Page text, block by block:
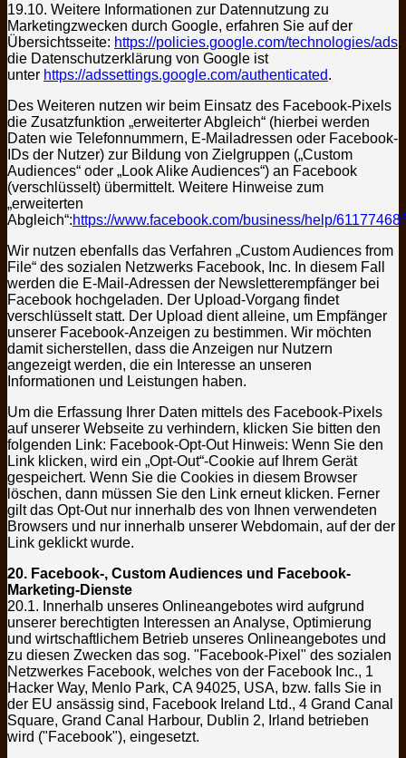
19.10. Weitere Informationen zur Datennutzung zu
Marketingzwecken durch Google, erfahren Sie auf der
Übersichtsseite: https://policies.google.com/technologies/ads,
die Datenschutzerklärung von Google ist
unter https://adssettings.google.com/authenticated.
Des Weiteren nutzen wir beim Einsatz des Facebook-Pixels
die Zusatzfunktion „erweiterter Abgleich“ (hierbei werden
Daten wie Telefonnummern, E-Mailadressen oder Facebook-
IDs der Nutzer) zur Bildung von Zielgruppen („Custom
Audiences“ oder „Look Alike Audiences“) an Facebook
(verschlüsselt) übermittelt. Weitere Hinweise zum
„erweiterten
Abgleich“:https://www.facebook.com/business/help/
Wir nutzen ebenfalls das Verfahren „Custom Audiences from
File“ des sozialen Netzwerks Facebook, Inc. In diesem Fall
werden die E-Mail-Adressen der Newsletterempfänger bei
Facebook hochgeladen. Der Upload-Vorgang findet
verschlüsselt statt. Der Upload dient alleine, um Empfänger
unserer Facebook-Anzeigen zu bestimmen. Wir möchten
damit sicherstellen, dass die Anzeigen nur Nutzern
angezeigt werden, die ein Interesse an unseren
Informationen und Leistungen haben.
Um die Erfassung Ihrer Daten mittels des Facebook-Pixels
auf unserer Webseite zu verhindern, klicken Sie bitten den
folgenden Link: Facebook-Opt-Out Hinweis: Wenn Sie den
Link klicken, wird ein „Opt-Out“-Cookie auf Ihrem Gerät
gespeichert. Wenn Sie die Cookies in diesem Browser
löschen, dann müssen Sie den Link erneut klicken. Ferner
gilt das Opt-Out nur innerhalb des von Ihnen verwendeten
Browsers und nur innerhalb unserer Webdomain, auf der der
Link geklickt wurde.
20. Facebook-, Custom Audiences und Facebook-
Marketing-Dienste
20.1. Innerhalb unseres Onlineangebotes wird aufgrund
unserer berechtigten Interessen an Analyse, Optimierung
und wirtschaftlichem Betrieb unseres Onlineangebotes und
zu diesen Zwecken das sog. "Facebook-Pixel" des sozialen
Netzwerkes Facebook, welches von der Facebook Inc., 1
Hacker Way, Menlo Park, CA 94025, USA, bzw. falls Sie in
der EU ansässig sind, Facebook Ireland Ltd., 4 Grand Canal
Square, Grand Canal Harbour, Dublin 2, Irland betrieben
wird ("Facebook"), eingesetzt.